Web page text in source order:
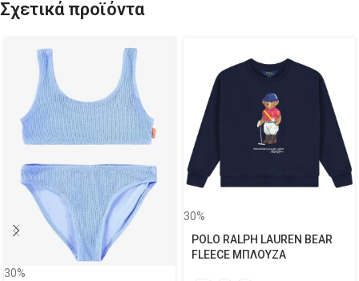
Σχετικά προϊόντα
30%
30%
POLO RALPH LAUREN BEAR
FLEECE ΜΠΛΟΥΖΑ